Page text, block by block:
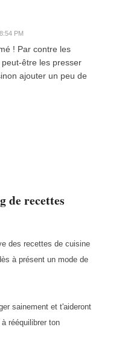
de recettes
des recettes de cuisine
à présent un mode de
sainement et t'aideront
rééquilibrer ton
PM
! Par contre les
être les presser
ajouter un peu de